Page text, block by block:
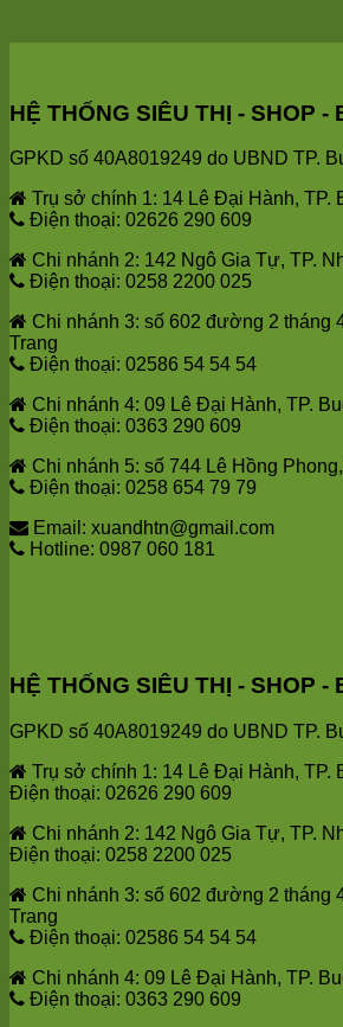
HỆ THỐNG SIÊU THỊ - SHOP
GPKD số 40A8019249 do UBND TP.
Trụ sở chính 1: 14 Lê Đại Hành, TP.
Điện thoại: 02626 290 609
Chi nhánh 2: 142 Ngô Gia Tự, TP.
Điện thoại: 0258 2200 025
Chi nhánh 3: số 602 đường 2 tháng
Trang
Điện thoại: 02586 54 54 54
Chi nhánh 4: 09 Lê Đại Hành, TP.
Điện thoại: 0363 290 609
Chi nhánh 5: số 744 Lê Hồng
Điện thoại: 0258 654 79 79
Email: xuandhtn@gmail.com
Hotline: 0987 060 181
HỆ THỐNG SIÊU THỊ - SHOP
GPKD số 40A8019249 do UBND TP.
Trụ sở chính 1: 14 Lê Đại Hành, TP.
Điện thoại: 02626 290 609
Chi nhánh 2: 142 Ngô Gia Tự, TP.
Điện thoại: 0258 2200 025
Chi nhánh 3: số 602 đường 2 tháng
Trang
Điện thoại: 02586 54 54 54
Chi nhánh 4: 09 Lê Đại Hành, TP.
Điện thoại: 0363 290 609